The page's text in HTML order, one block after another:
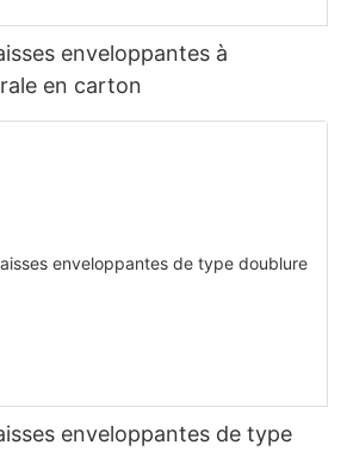
enveloppantes à
en carton
enveloppantes de type